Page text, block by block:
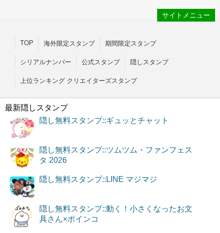
サイトメニュー
TOP 海外限定スタンプ 期間限定スタンプ
シリアルナンバー 公式スタンプ 隠しスタンプ
上位ランキング クリエイターズスタンプ
最新隠しスタンプ
隠し無料スタンプ::ギュッとチャット
隠し無料スタンプ::ツムツム・ファンフェス
タ 2026
隠し無料スタンプ::LINE マジマジ
隠し無料スタンプ::動く！小さくなったお文
具さん×ポインコ